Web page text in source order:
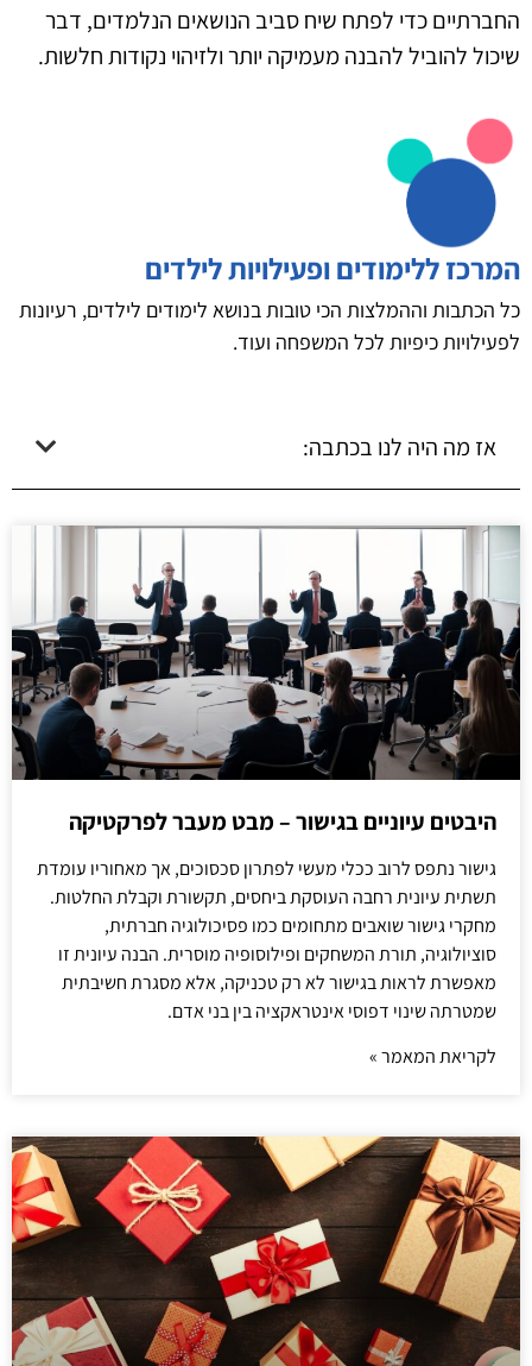
החברתיים כדי לפתח שיח סביב הנושאים הנלמדים, דבר
שיכול להוביל להבנה מעמיקה יותר ולזיהוי נקודות חלשות.
המרכז ללימודים ופעילויות לילדים
כל הכתבות וההמלצות הכי טובות בנושא לימודים לילדים, רעיונות
לפעילויות כיפיות לכל המשפחה ועוד.
אז מה היה לנו בכתבה:
היבטים עיוניים בגישור – מבט מעבר לפרקטיקה
גישור נתפס לרוב ככלי מעשי לפתרון סכסוכים, אך מאחוריו עומדת
תשתית עיונית רחבה העוסקת ביחסים, תקשורת וקבלת החלטות.
מחקרי גישור שואבים מתחומים כמו פסיכולוגיה חברתית,
סוציולוגיה, תורת המשחקים ופילוסופיה מוסרית. הבנה עיונית זו
מאפשרת לראות בגישור לא רק טכניקה, אלא מסגרת חשיבתית
שמטרתה שינוי דפוסי אינטראקציה בין בני אדם.
לקריאת המאמר »